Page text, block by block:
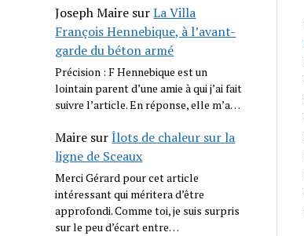
Joseph Maire surLa Villa
François Hennebique, à l’avant-
garde du béton armé
Précision : F Hennebique est un
lointain parent d’une amie à qui j’ai fait
suivre l’article. En réponse, elle m’a…
Maire surÎlots de chaleur sur la
ligne de Sceaux
Merci Gérard pour cet article
intéressant qui méritera d’être
approfondi. Comme toi, je suis surpris
sur le peu d’écart entre…